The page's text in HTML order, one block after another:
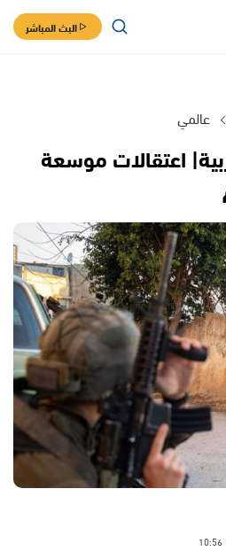
البث المباشر
عالمي
اعتقالات موسعة
10:56